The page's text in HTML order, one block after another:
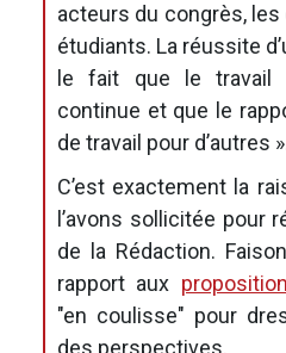
acteurs du congrès,
étudiants. La réussite
le fait que le travail
continue et que le
de travail pour d’autres
C’est exactement la
l’avons sollicitée pour
de la Rédaction.
rapport aux
"en coulisse" pour
des perspectives.